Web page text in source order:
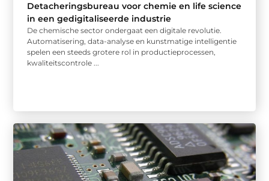
Detacheringsbureau voor chemie en life science
in een gedigitaliseerde industrie
De chemische sector ondergaat een digitale revolutie.
Automatisering, data-analyse en kunstmatige intelligentie
spelen een steeds grotere rol in productieprocessen,
kwaliteitscontrole ...